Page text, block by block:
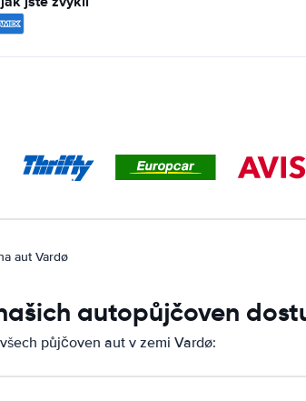
aut Vardø
autopůjčoven
půjčoven aut v zemi Vardø: